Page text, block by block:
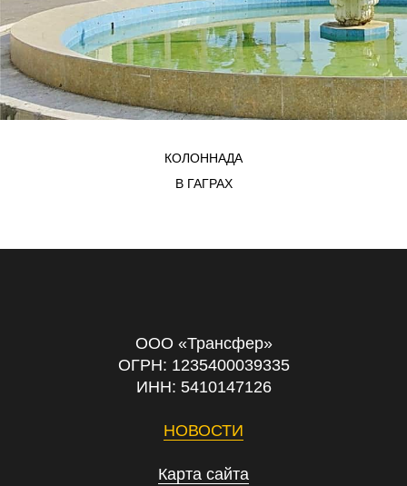
КОЛОННАДА
В ГАГРАХ
ООО «Трансфер»
ОГРН: 1235400039335
ИНН: 5410147126
НОВОСТИ
Карта сайта